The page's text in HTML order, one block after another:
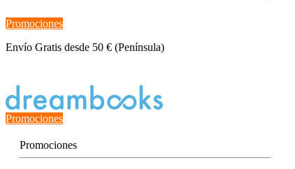
Promociones
Envío Gratis desde 50 € (Península)
Promociones
Promociones